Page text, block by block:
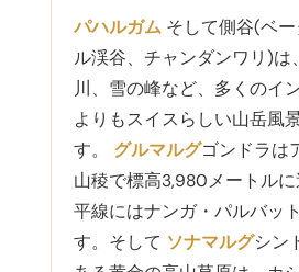
パハルガムそして側谷(ベー
ル渓谷、チャンダンワリ)は
川、雪の峰など、多くのイ
よりもスイスらしい山岳風
す。 グルマルグゴンドラは
山稜で標高3,980メートル
平線にはナンガ・パルバッ
す。そして ソナマルグシン